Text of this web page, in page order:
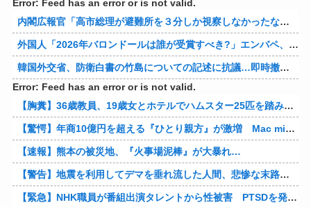
Error: Feed has an error or is not valid.
内閣広報官「高市総理が避難所を３分しか視察しなかったなんてデマ！50分いたぞ😡」 →しかし事実上の視察は数分で正解
外国人「2026年バロンドールは誰が受賞すべき?」エンバペ、今季無冠でも初受賞か!?海外ファンが考える本命とは!?【海外の反応】
韓国外交省、防衛白書の竹島についての記述に抗議…即時撤回要求、日本公使呼び出す！
Error: Feed has an error or is not valid.
【胸糞】36歳教員、19歳女とホテルでハムスター25匹を踏み潰すなどして逮捕
【驚愕】年商10億円を超える『ひとり親方』が激増 Mac miniを大量購入しAIを従業員に
【速報】熊本の被災地、『火事場泥棒』が大暴れ…
【警告】地震を利用してデマを垂れ流した人間、悲惨な末路を迎える…
【緊急】NHK職員が番組出演タレントから性被害 PTSDを発症し休職へ